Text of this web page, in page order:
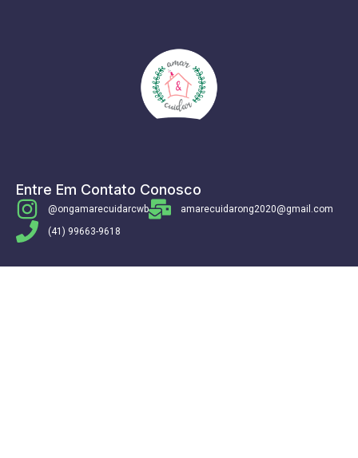
Entre Em Contato Conosco
@ongamarecuidarcwb
amarecuidarong2020@gmail.com
(41) 99663-9618